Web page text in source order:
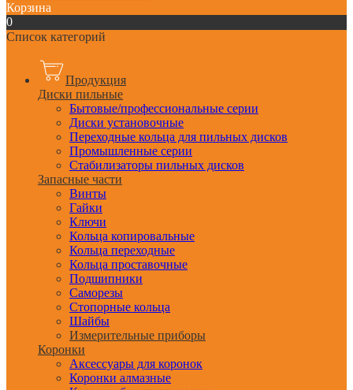
Корзина
0
Список категорий
Продукция
Диски пильные
Бытовые/профессиональные серии
Диски установочные
Переходные кольца для пильных дисков
Промышленные серии
Стабилизаторы пильных дисков
Запасные части
Винты
Гайки
Ключи
Кольца копировальные
Кольца переходные
Кольца проставочные
Подшипники
Саморезы
Стопорные кольца
Шайбы
Измерительные приборы
Коронки
Аксессуары для коронок
Коронки алмазные